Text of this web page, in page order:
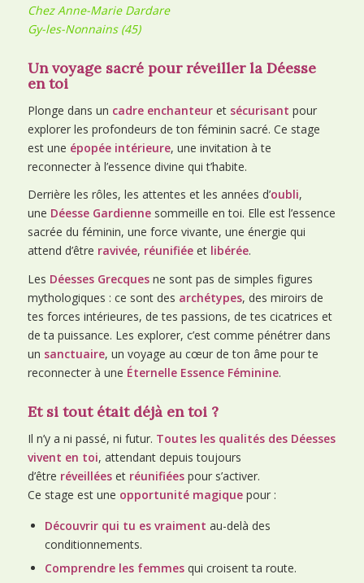
Chez Anne-Marie Dardare
Gy-les-Nonnains (45)
Un voyage sacré pour réveiller la Déesse
en toi
Plonge dans un cadre enchanteuret sécurisant pour
explorer les profondeurs de ton féminin sacré. Ce stage
est une épopée intérieure, une invitation à te
reconnecter à l’essence divine qui t’habite.
Derrière les rôles, les attentes et les années d’oubli,
une Déesse Gardiennesommeille en toi. Elle est l’essence
sacrée du féminin, une force vivante, une énergie qui
attend d’être ravivée, réunifiéeet libérée.
Les Déesses Grecquesne sont pas de simples figures
mythologiques : ce sont des archétypes, des miroirs de
tes forces intérieures, de tes passions, de tes cicatrices et
de ta puissance. Les explorer, c’est comme pénétrer dans
un sanctuaire, un voyage au cœur de ton âme pour te
reconnecter à une Éternelle Essence Féminine.
Et si tout était déjà en toi ?
Il n’y a ni passé, ni futur. Toutes les qualités des Déesses
vivent en toi, attendant depuis toujours
d’être réveilléeset réunifiéespour s’activer.
Ce stage est une opportunité magiquepour :
Découvrir qui tu es vraiment au-delà des
conditionnements.
Comprendre les femmesqui croisent ta route.